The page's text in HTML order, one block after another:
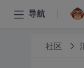
导航
社区